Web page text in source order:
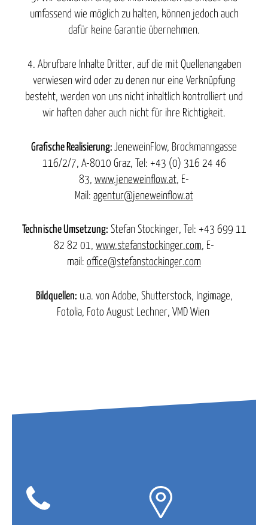
umfassend wie möglich zu halten, können jedoch auch
dafür keine Garantie übernehmen.
4. Abrufbare Inhalte Dritter, auf die mit Quellenangaben
verwiesen wird oder zu denen nur eine Verknüpfung
besteht, werden von uns nicht inhaltlich kontrolliert und
wir haften daher auch nicht für ihre Richtigkeit.
Grafische Realisierung: JeneweinFlow, Brockmanngasse
116/2/7, A-8010 Graz, Tel: +43 (0) 316 24 46
83, www.jeneweinflow.at, E-
Mail: agentur@jeneweinflow.at
Technische Umsetzung: Stefan Stockinger, Tel: +43 699 11
82 82 01, www.stefanstockinger.com, E-
mail: office@stefanstockinger.com
Bildquellen: u.a. von Adobe, Shutterstock, Ingimage,
Fotolia, Foto August Lechner, VMD Wien